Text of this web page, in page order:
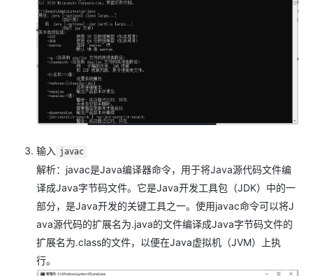
输入 javac
解析：javac是Java编译器命令，用于将Java源代码文件编
译成Java字节码文件。它是Java开发工具包（JDK）中的一
部分，是Java开发的关键工具之一。使用javac命令可以将J
ava源代码的扩展名为.java的文件编译成Java字节码文件的
扩展名为.class的文件，以便在Java虚拟机（JVM）上执
行。